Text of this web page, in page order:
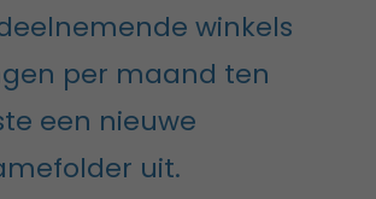
winkels
per maand ten
een nieuwe
uit.